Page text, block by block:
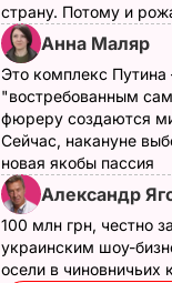
страну. Потому и
Анна Маляр
Это комплекс Путина
"востребованным
фюреру создаются
Сейчас, накануне
новая якобы пассия
Александр
100 млн грн, честно
украинским шоу-
осели в чиновничьих